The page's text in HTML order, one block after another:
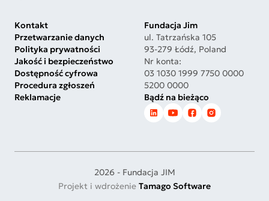
Kontakt
Przetwarzanie danych
Polityka prywatności
Jakość i bezpieczeństwo
Dostępność cyfrowa
Procedura zgłoszeń
Reklamacje
Fundacja Jim
ul. Tatrzańska 105
93-279 Łódź, Poland
Nr konta:
03 1030 1999 7750 0000
5200 0000
Bądź na bieżąco
2026 - Fundacja JIM
Projekt i wdrożenie Tamago Software